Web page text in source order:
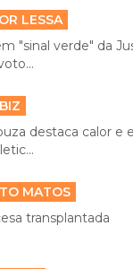
LESSA
"sinal verde" da
destaca calor e
MATOS
transplantada